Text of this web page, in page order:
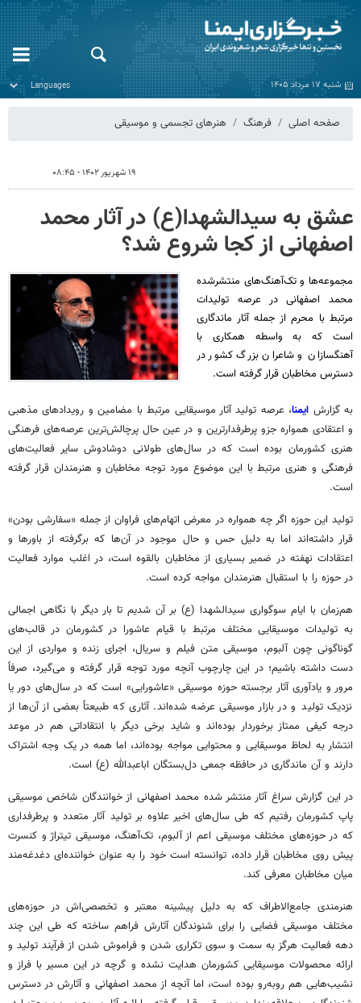
شنبه ۱۷ مرداد ۱۴۰۵
صفحه اصلی فرهنگ هنرهای تجسمی و موسیقی
۱۹ شهریور ۱۴۰۲ - ۰۸:۴۵
عشق به سیدالشهدا(ع) در آثار محمد
اصفهانی از کجا شروع شد؟
مجموعه‌ها و تک‌آهنگ‌های منتشرشده
محمد اصفهانی در عرصه تولیدات
مرتبط با محرم از جمله آثار ماندگاری
است که به واسطه همکاری با
آهنگسازان و شاعران بزرگ کشور در
دسترس مخاطبان قرار گرفته است.
به گزارش ایمنا، عرصه تولید آثار موسیقایی مرتبط با مضامین و رویدادهای مذهبی
و اعتقادی هموارهجزو پرطرفدارترین و در عین حال پرچالش‌ترینعرصه‌های فرهنگی
هنری کشورمان بوده است که در سال‌های طولانی دوشادوش سایر فعالیت‌های
فرهنگی و هنری مرتبط با این موضوع مورد توجه مخاطبان و هنرمندان قرار گرفته
است.
تولید این حوزه اگر چه همواره در معرض اتهام‌های فراوان از جمله «سفارشی بودن»
قرار داشته‌اند اما به دلیل حس و حال موجود در آن‌ها که برگرفته از باورها و
اعتقادات نهفته در ضمیر بسیاری از مخاطبان بالقوه است، در اغلب موارد فعالیت
در حوزه را با استقبال هنرمندان مواجه کرده است.
هم‌زمان با ایام سوگواری سیدالشهدا (ع) بر آن شدیم تا بار دیگر با نگاهی اجمالی
به تولیدات موسیقایی مختلف مرتبط با قیام عاشورا در کشورمان در قالب‌های
گوناگونی چون آلبوم، موسیقی متن فیلم و سریال، اجرای زنده و مواردی از این
دست داشته باشیم؛ در این چارچوب آنچه مورد توجه قرار گرفته و می‌گیرد، صرفاً
مرور و یادآوری آثار برجسته حوزه موسیقی «عاشورایی» است که در سال‌های دور یا
نزدیک تولید و در بازار موسیقی عرضه شده‌اند. آثاری که طبیعتاً بعضی از آن‌ها از
درجه کیفی ممتاز برخوردار بوده‌اند و شاید برخی دیگر با انتقاداتی هم در موعد
انتشار به لحاظ موسیقایی و محتوایی مواجه بوده‌اند، اما همه در یک وجه اشتراک
دارند و آن ماندگاری در حافظه جمعی دل‌بستگان اباعبدالله (ع) است.
در این گزارش سراغ آثار منتشر شده محمد اصفهانی از خوانندگان شاخص موسیقی
پاپ کشورمان رفتیم که طی سال‌های اخیر علاوه بر تولید آثار متعدد و پرطرفداری
که در حوزه‌های مختلف موسیقی اعم از آلبوم، تک‌آهنگ، موسیقی تیتراژ و کنسرت
پیش روی مخاطبان قرار داده، توانسته است خود را به عنوان خواننده‌ای دغدغه‌مند
میان مخاطبان معرفی کند.
هنرمندی جامع‌الاطراف که به دلیل پیشینه معتبر و تخصصی‌اش در حوزه‌های
مختلف موسیقی فضایی را برای شنوندگان آثارش فراهم ساخته که طی این چند
دهه فعالیت هرگز به سمت و سوی تکراری شدن و فراموش شدن از فرآیند تولید و
ارائه محصولات موسیقایی کشورمان هدایت نشده و گرچه در این مسیر با فراز و
نشیب‌هایی هم روبه‌رو بوده است، اما آنچه از محمد اصفهانی و آثارش در دسترس